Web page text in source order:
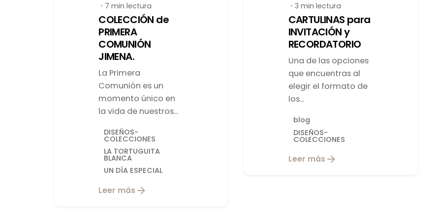
7 min lectura
COLECCIÓN de
PRIMERA
COMUNIÓN
JIMENA.
La Primera
Comunión es un
momento único en
la vida de nuestros...
DISEÑOS-
COLECCIONES
LA TORTUGUITA
BLANCA
UN DÍA ESPECIAL
Leer más
3 min lectura
CARTULINAS para
INVITACIÓN y
RECORDATORIO
Una de las opciones
que encuentras al
elegir el formato de
los...
blog
DISEÑOS-
COLECCIONES
Leer más